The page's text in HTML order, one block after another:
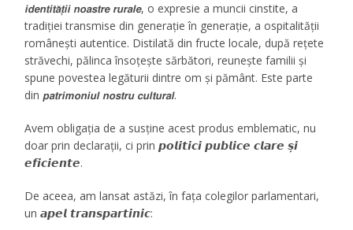
𝙞𝙙𝙚𝙣𝙩𝙞𝙩𝙖̆𝙩̦𝙞𝙞 𝙣𝙤𝙖𝙨𝙩𝙧𝙚 𝙧𝙪𝙧𝙖𝙡𝙚, o expresie a muncii cinstite, a
tradiției transmise din generație în generație, a ospitalității
românești autentice. Distilată din fructe locale, după rețete
străvechi, pălinca însoțește sărbători, reunește familii și
spune povestea legăturii dintre om și pământ. Este parte
din 𝙥𝙖𝙩𝙧𝙞𝙢𝙤𝙣𝙞𝙪𝙡 𝙣𝙤𝙨𝙩𝙧𝙪 𝙘𝙪𝙡𝙩𝙪𝙧𝙖𝙡.
Avem obligația de a susține acest produs emblematic, nu
doar prin declarații, ci prin 𝙥𝙤𝙡𝙞𝙩𝙞𝙘𝙞 𝙥𝙪𝙗𝙡𝙞𝙘𝙚 𝙘𝙡𝙖𝙧𝙚 𝙨̦𝙞
𝙚𝙛𝙞𝙘𝙞𝙚𝙣𝙩𝙚.
De aceea, am lansat astăzi, în fața colegilor parlamentari,
un 𝙖𝙥𝙚𝙡 𝙩𝙧𝙖𝙣𝙨𝙥𝙖𝙧𝙩𝙞𝙣𝙞𝙘: